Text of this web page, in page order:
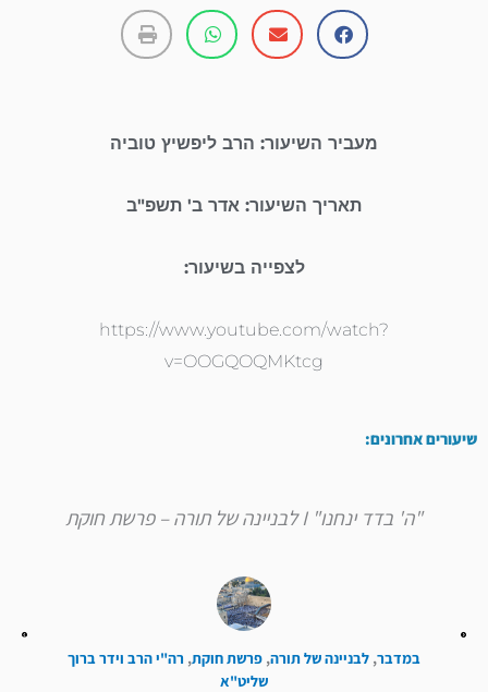
מעביר השיעור: הרב ליפשיץ טוביה
תאריך השיעור: אדר ב' תשפ"ב
לצפייה בשיעור:
https://www.youtube.com/watch?
v=OOGQOQMKtcg
שיעורים אחרונים:
"ה' בדד ינחנו" I לבניינה של תורה – פרשת חוקת
במדבר, לבניינה של תורה, פרשת חוקת, רה"י הרב וידר ברוך
שליט"א